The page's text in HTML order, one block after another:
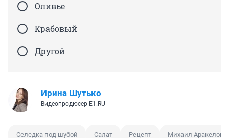
Оливье
Крабовый
Другой
Ирина Шутько
Видеопродюсер E1.RU
Селедка под шубой Салат Рецепт Михаил Аракелов